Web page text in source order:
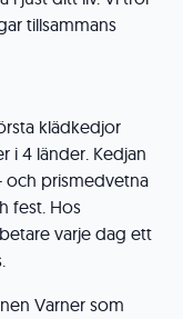
tillsammans
klädkedjor
i 4 länder. Kedjan
och prismedvetna
fest. Hos
varje dag ett
Varner som